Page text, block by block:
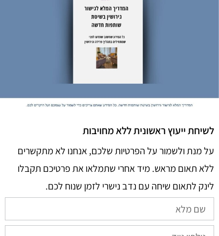
לשיחת ייעוץ ראשונית ללא מחויבות
על מנת ולשמור על הפרטיות שלכם, אנחנו לא מתקשרים
ללא תאום מראש. מיד אחרי שתמלאו את פרטיכם תקבלו
לינק לתאום שיחה עם נדב נישרי לזמן שנוח לכם.​